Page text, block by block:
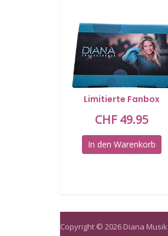
Limitierte Fanbox
CHF49.95
In den Warenkorb
Copyright © 2026 Diana Musik